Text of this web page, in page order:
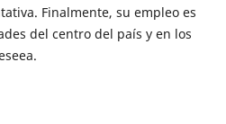
Finalmente, su empleo es
del centro del país y en los